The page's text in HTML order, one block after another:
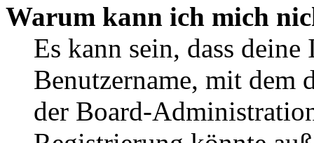
Warum kann ich mich
Es kann sein, dass
Benutzername, mit dem
der Board-